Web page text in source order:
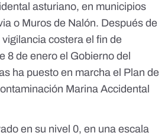
asturiano, en municipios
o Muros de Nalón. Después de
costera el fin de
8 de enero el Gobierno del
ha puesto en marcha el Plan de
Marina Accidental
en su nivel 0, en una escala